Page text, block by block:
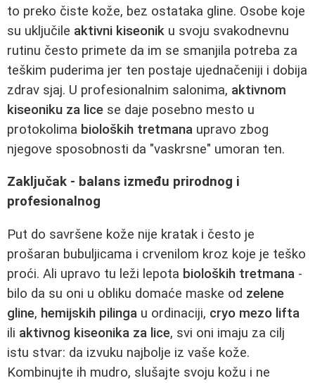
to preko čiste kože, bez ostataka gline. Osobe koje
su uključile aktivni kiseonik u svoju svakodnevnu
rutinu često primete da im se smanjila potreba za
teškim puderima jer ten postaje ujednačeniji i dobija
zdrav sjaj. U profesionalnim salonima, aktivnom
kiseoniku za lice se daje posebno mesto u
protokolima bioloških tretmana upravo zbog
njegove sposobnosti da "vaskrsne" umoran ten.
Zaključak - balans između prirodnog i
profesionalnog
Put do savršene kože nije kratak i često je
prošaran bubuljicama i crvenilom kroz koje je teško
proći. Ali upravo tu leži lepota bioloških tretmana -
bilo da su oni u obliku domaće maske od zelene
gline, hemijskih pilinga u ordinaciji, cryo mezo lifta
ili aktivnog kiseonika za lice, svi oni imaju za cilj
istu stvar: da izvuku najbolje iz vaše kože.
Kombinujte ih mudro, slušajte svoju kožu i ne